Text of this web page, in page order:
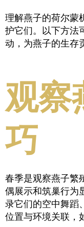
理解燕子的荷尔蒙
护它们。以下方法
动，为燕子的生存
观察
巧
春季是观察燕子繁
偶展示和筑巢行为
录它们的空中舞蹈
位置与环境关联，